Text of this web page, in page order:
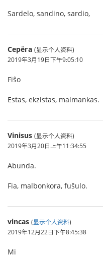
Sardelo, sandino, sardio,
Серёга (显示个人资料)
2019年3月19日下午9:05:10
Fiŝo
Estas, ekzistas, malmankas.
Vinisus (显示个人资料)
2019年3月20日上午11:34:55
Abunda.
Fia, malbonkora, fuŝulo.
vincas (显示个人资料)
2019年12月22日下午8:45:38
Mi